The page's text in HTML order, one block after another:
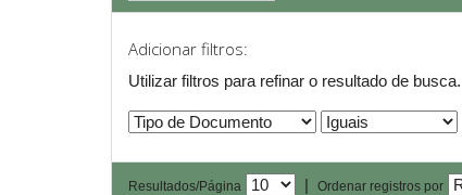
Adicionar filtros:
Utilizar filtros para refinar o resultado de busca.
Resultados/Página | Ordenar registros por